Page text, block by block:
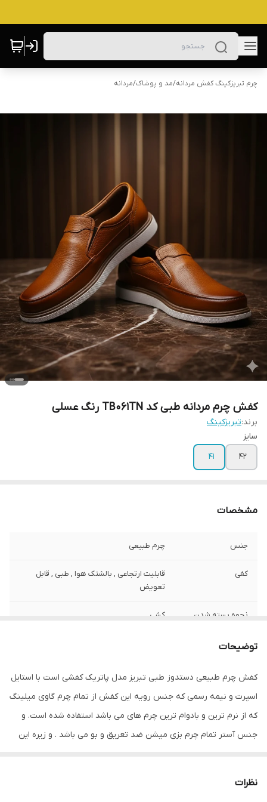
چرم تبریزکینگ کفش مردانه/مد و پوشاک/مردانه
کفش چرم مردانه طبی کد TB061TN رنگ عسلی
برند:تبریزکینگ
سایز
42
41
مشخصات
جنس چرم طبیعی
کفی
قابلیت ارتجاعی , بالشتک هوا , طبی , قابل
تعویض
نحوه بسته شدن
کشی
جزئیات
ظاهری شیک و بروز با استایل اسپرت و نیمه
رسمی طبی . مناسب استفاده روزمره و پیاده
روی طولانی مدت .قابل ست با انواع شلوار های
جین و کتان و پارچه ای اسپرت .رنگ جذاب
نگهداری
توضیحات
کفش چرم طبیعی دستدوز طبی تبریز مدل پاتریک کفشی است با استایل
اسپرت و نیمه رسمی که جنس رویه این کفش از تمام چرم گاوی میلینگ
که از نرم ترین و بادوام ترین چرم های می باشد استفاده شده است. و
جنس آستر تمام چرم بزی میشن ضد تعریق و بو می باشد . و زیره این
نظرات